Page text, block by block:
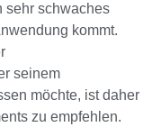
sehr schwaches
kommt.
seinem
möchte, ist daher
zu empfehlen.